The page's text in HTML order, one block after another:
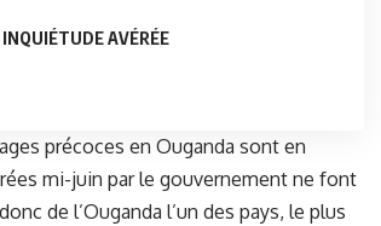
AVÉRÉE
précoces en Ouganda sont en
mi-juin par le gouvernement ne font
de l’Ouganda l’un des pays, le plus